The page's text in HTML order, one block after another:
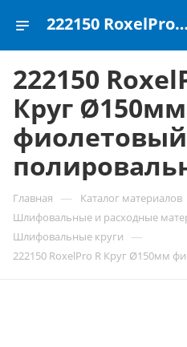
222150 RoxelPro R Круг Ø150мм фиолетовый полировальник
222150
Круг Ø150мм
фиолетовый
Главная — Каталог материалов
Шлифовальные и расходные
Шлифовальные круги —
222150 RoxelPro R Круг Ø150мм